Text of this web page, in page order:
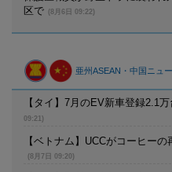
区で
(8月6日 09:22)
亜州ASEAN・中国ニュ
【タイ】7月のEV新車登録2.1
09:21)
【ベトナム】UCCがコーヒー
(8月7日 09:20)